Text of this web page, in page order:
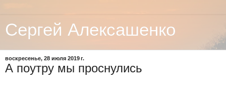
Сергей Алексашенко
воскресенье, 28 июля 2019 г.
А поутру мы проснулись